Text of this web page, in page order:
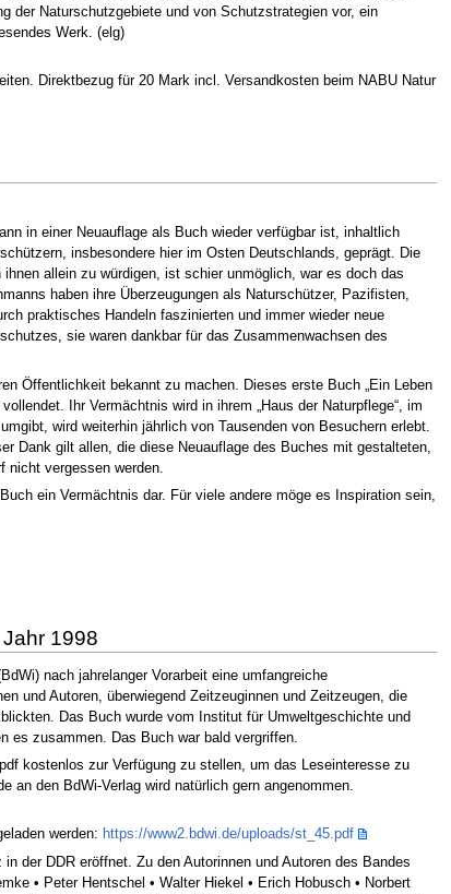
der Naturschutzgebiete und von Schutzstrategien vor, ein
Werk. (elg)
Direktbezug für 20 Mark incl. Versandkosten beim NABU Natur
in einer Neuauflage als Buch wieder verfügbar ist, inhaltlich
insbesondere hier im Osten Deutschlands, geprägt. Die
allein zu würdigen, ist schier unmöglich, war es doch das
haben ihre Überzeugungen als Naturschützer, Pazifisten,
praktisches Handeln faszinierten und immer wieder neue
sie waren dankbar für das Zusammenwachsen des
Öffentlichkeit bekannt zu machen. Dieses erste Buch „Ein Leben
Ihr Vermächtnis wird in ihrem „Haus der Naturpflege“, im
wird weiterhin jährlich von Tausenden von Besuchern erlebt.
Dank gilt allen, die diese Neuauflage des Buches mit gestalteten,
nicht vergessen werden.
ein Vermächtnis dar. Für viele andere möge es Inspiration sein,
1998
nach jahrelanger Vorarbeit eine umfangreiche
und Autoren, überwiegend Zeitzeuginnen und Zeitzeugen, die
Das Buch wurde vom Institut für Umweltgeschichte und
es zusammen. Das Buch war bald vergriffen.
kostenlos zur Verfügung zu stellen, um das Leseinteresse zu
an den BdWi-Verlag wird natürlich gern angenommen.
werden: https://www2.bdwi.de/uploads/st_45.pdf
der DDR eröffnet. Zu den Autorinnen und Autoren des Bandes
• Peter Hentschel • Walter Hiekel • Erich Hobusch • Norbert